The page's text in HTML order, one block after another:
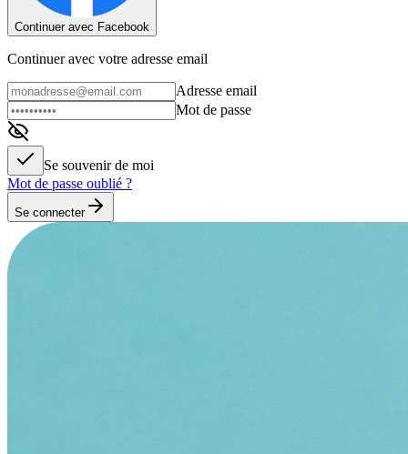
Continuer avec Facebook
Continuer avec votre adresse email
Adresse email
Mot de passe
Se souvenir de moi
Mot de passe oublié ?
Se connecter